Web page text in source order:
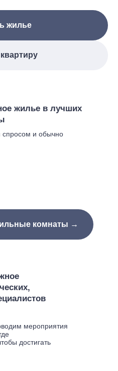
жилье
спросом и обычно
жилье в лучших
комнаты →
мероприятия
достигать